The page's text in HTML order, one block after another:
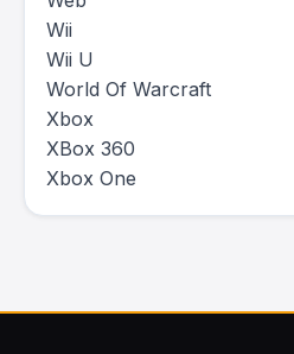
Wii
Wii U
World Of Warcraft
Xbox
XBox 360
Xbox One